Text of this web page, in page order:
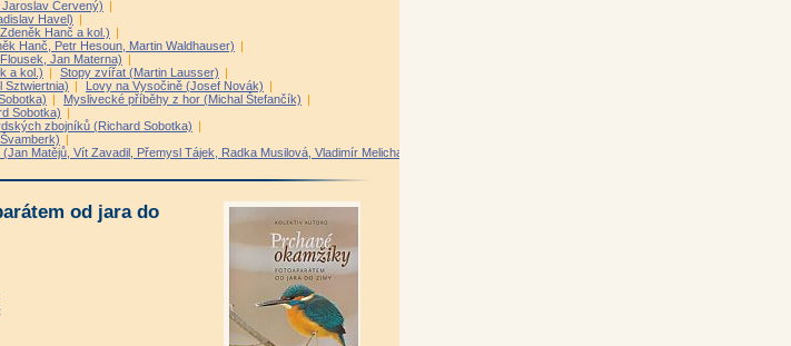
Červený) |
Havel) |
Hanč a kol.) |
Hanč, Petr Hesoun, Martin Waldhauser) |
Jan Materna) |
a kol.) | Stopy zvířat (Martin Lausser) |
Sztwiertnia) | Lovy na Vysočině (Josef Novák) |
| Myslivecké příběhy z hor (Michal Štefančík) |
Sobotka) |
zbojníků (Richard Sobotka) |
|
Matějů, Vít Zavadil, Přemysl Tájek, Radka Musilová, Vladimír Melichar)
od jara do